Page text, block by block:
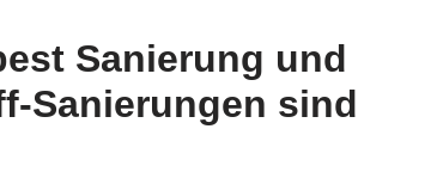
Sanierung und
Sanierungen sind